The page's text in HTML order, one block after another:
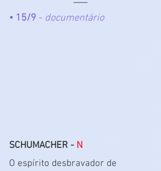
• 15/9 - documentário
SCHUMACHER - N
O espírito desbravador de